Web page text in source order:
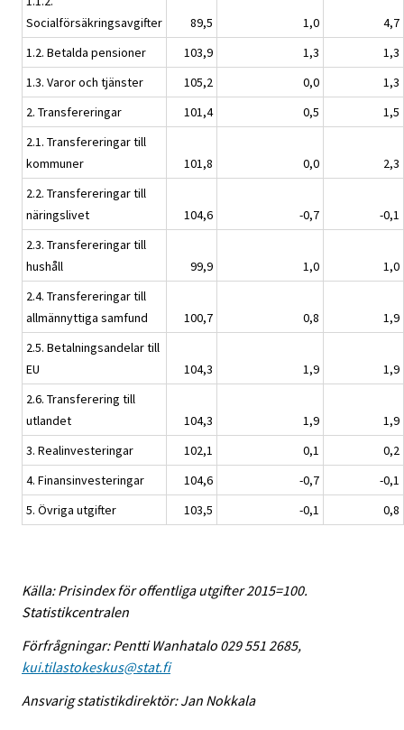
Socialförsäkringsavgifter
89,5 1,0
4,7
1.2. Betalda pensioner
103,9 1,3
1,3
1.3. Varor och tjänster
105,2 0,0
1,3
2. Transfereringar
101,4 0,5
1,5
2.1. Transfereringar till
kommuner
101,8 0,0
2,3
2.2. Transfereringar till
näringslivet
104,6 -0,7
-0,1
2.3. Transfereringar till
hushåll
99,9 1,0
1,0
2.4. Transfereringar till
allmännyttiga samfund
100,7 0,8
1,9
2.5. Betalningsandelar till
EU
104,3 1,9
1,9
2.6. Transferering till
utlandet
104,3 1,9
1,9
3. Realinvesteringar
102,1 0,1
0,2
4. Finansinvesteringar
104,6 -0,7
-0,1
5. Övriga utgifter
103,5 -0,1 0,8
Källa: Prisindex för offentliga utgifter 2015=100.
Statistikcentralen
Förfrågningar: Pentti Wanhatalo 029 551 2685,
kui.tilastokeskus@stat.fi
Ansvarig statistikdirektör: Jan Nokkala